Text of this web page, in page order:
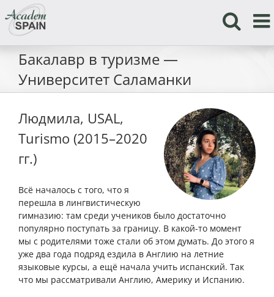
to
content
Бакалавр в туризме —
Университет Саламанки
Людмила, USAL,
Turismo (2015–2020
гг.)
Всё началось с того, что я
перешла в лингвистическую
гимназию: там среди учеников было достаточно
популярно поступать за границу. В какой-то момент
мы с родителями тоже стали об этом думать. До этого я
уже два года подряд ездила в Англию на летние
языковые курсы, а ещё начала учить испанский. Так
что мы рассматривали Англию, Америку и Испанию.